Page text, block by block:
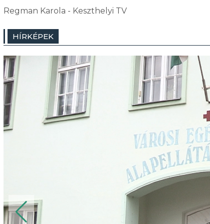
Regman Karola - Keszthelyi TV
HÍRKÉPEK